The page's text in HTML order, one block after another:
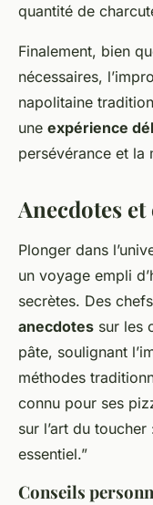
quantité de
Finalement, bien
nécessaires,
napolitaine
une expérience
persévérance et la
Anecdotes
Plonger dans
un voyage empli
secrètes. Des
anecdotes sur les
pâte, soulignant
méthodes
connu pour ses
sur l’art du
essentiel.”
Conseils